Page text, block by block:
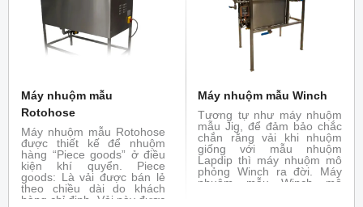
Máy nhuộm mẫu
Rotohose
Máy nhuộm mẫu Rotohose
được thiết kế để nhuộm
hàng “Piece goods” ở điều
kiện khí quyển. Piece
goods: Là vải được bán lẻ
theo chiều dài do khách
hàng chỉ định. Vải này được
Máy nhuộm mẫu Winch
Tương tự như máy nhuộm
mẫu Jig, để đảm bảo chắc
chắn rằng vải khi nhuộm
giống với mẫu nhuộm
Lapdip thì máy nhuộm mô
phỏng Winch ra đời. Máy
nhuộm mẫu Winch mô